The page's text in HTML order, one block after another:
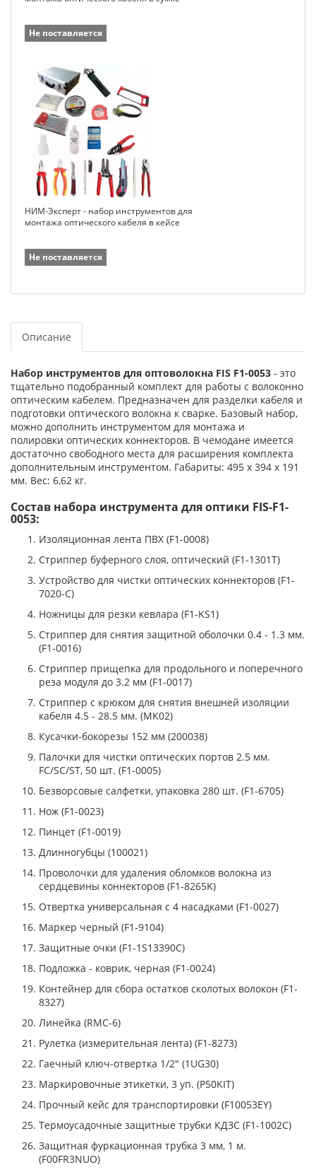
Не поставляется
НИМ-Эксперт - набор инструментов для
монтажа оптического кабеля в кейсе
Не поставляется
Описание
Набор инструментов для оптоволокна FIS F1-0053 - это
тщательно подобранный комплект для работы с волоконно
оптическим кабелем. Предназначен для разделки кабеля и
подготовки оптического волокна к сварке. Базовый набор,
можно дополнить инструментом для монтажа и
полировки оптических коннекторов. В чемодане имеется
достаточно свободного места для расширения комплекта
дополнительным инструментом. Габариты: 495 x 394 x 191
мм. Вес: 6,62 кг.
Состав набора инструмента для оптики FIS-F1-
0053:
Изоляционная лента ПВХ (F1-0008)
Стриппер буферного слоя, оптический (F1-1301T)
Устройство для чистки оптических коннекторов (F1-
7020-C)
Ножницы для резки кевлара (F1-KS1)
Стриппер для снятия защитной оболочки 0.4 - 1.3 мм.
(F1-0016)
Стриппер прищепка для продольного и поперечного
реза модуля до 3.2 мм (F1-0017)
Стриппер с крюком для снятия внешней изоляции
кабеля 4.5 - 28.5 мм. (MK02)
Кусачки-бокорезы 152 мм (200038)
Палочки для чистки оптических портов 2.5 мм.
FC/SC/ST, 50 шт. (F1-0005)
Безворсовые салфетки, упаковка 280 шт. (F1-6705)
Нож (F1-0023)
Пинцет (F1-0019)
Длинногубцы (100021)
Проволочки для удаления обломков волокна из
сердцевины коннекторов (F1-8265K)
Отвертка универсальная с 4 насадками (F1-0027)
Маркер черный (F1-9104)
Защитные очки (F1-1S13390C)
Подложка - коврик, черная (F1-0024)
Контейнер для сбора остатков сколотых волокон (F1-
8327)
Линейка (RMC-6)
Рулетка (измерительная лента) (F1-8273)
Гаечный ключ-отвертка 1/2" (1UG30)
Маркировочные этикетки, 3 уп. (P50KIT)
Прочный кейс для транспортировки (F10053EY)
Термоусадочные защитные трубки КДЗС (F1-1002C)
Защитная фуркационная трубка 3 мм, 1 м.
(F00FR3NUO)